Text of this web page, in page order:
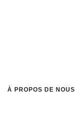
À PROPOS DE NOUS